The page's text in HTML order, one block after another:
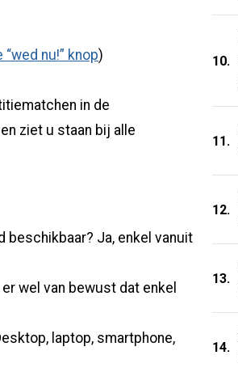
nu!” knop)
in de
ziet u staan bij alle
beschikbaar? Ja, enkel vanuit
wel van bewust dat enkel
laptop, smartphone,
10.
11.
12.
13.
14.